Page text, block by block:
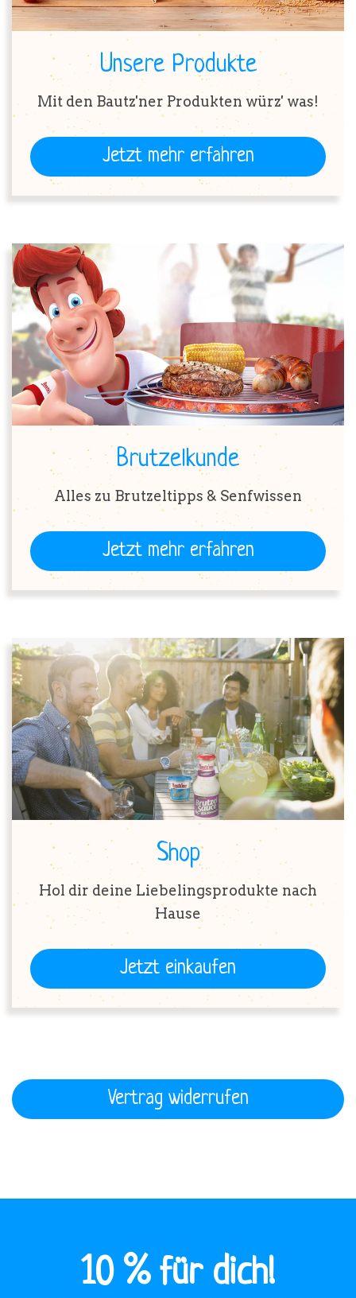
Unsere Produkte
Mit den Bautz'ner Produkten würz' was!
Jetzt mehr erfahren
Brutzelkunde
Alles zu Brutzeltipps & Senfwissen
Jetzt mehr erfahren
Shop
Hol dir deine Liebelingsprodukte nach
Hause
Jetzt einkaufen
Vertrag widerrufen
10 % für dich!